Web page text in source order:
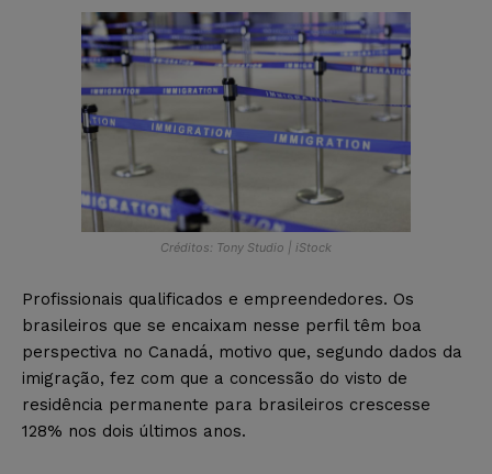
Créditos: Tony Studio | iStock
Profissionais qualificados e empreendedores. Os
brasileiros que se encaixam nesse perfil têm boa
perspectiva no Canadá, motivo que, segundo dados da
imigração, fez com que a concessão do visto de
residência permanente para brasileiros crescesse
128% nos dois últimos anos.